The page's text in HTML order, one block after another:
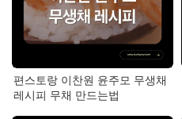
편스토랑 이찬원 윤주모 무생채
레시피 무채 만드는법